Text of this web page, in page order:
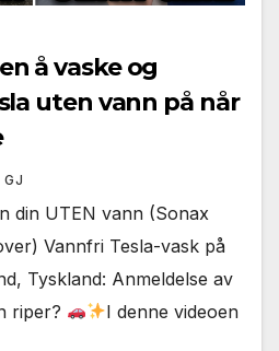
å vaske og
uten vann på når
GJ
din UTEN vann (Sonax
Vannfri Tesla-vask på
Tyskland: Anmeldelse av
riper?
I denne videoen